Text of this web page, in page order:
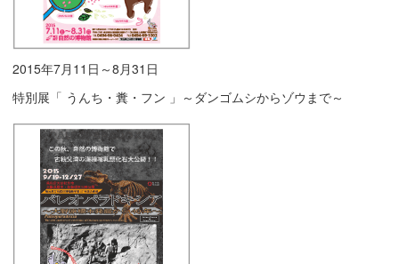
2015年7月11日～8月31日
特別展「 うんち・糞・フン 」～ダンゴムシからゾウまで～